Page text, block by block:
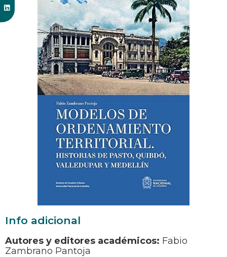
Info adicional
Autores y editores académicos: Fabio
Zambrano Pantoja